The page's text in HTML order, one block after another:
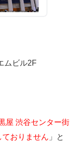
ムビル2F
屋 渋谷センター街
おりません 」と